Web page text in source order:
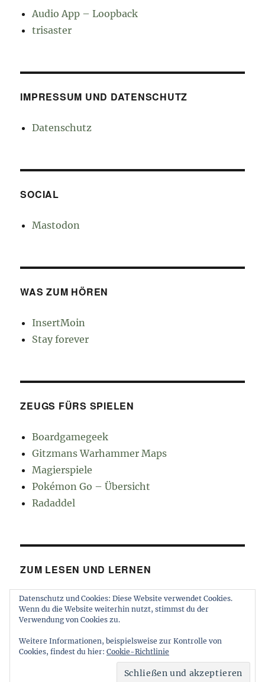
Audio App – Loopback
trisaster
IMPRESSUM UND DATENSCHUTZ
Datenschutz
SOCIAL
Mastodon
WAS ZUM HÖREN
InsertMoin
Stay forever
ZEUGS FÜRS SPIELEN
Boardgamegeek
Gitzmans Warhammer Maps
Magierspiele
Pokémon Go – Übersicht
Radaddel
ZUM LESEN UND LERNEN
Euroncap
Tong
Impressum und Datenschutz
Stolz
Datenschutz und Cookies: Diese Website verwendet Cookies.
Wenn du die Website weiterhin nutzt, stimmst du der
Verwendung von Cookies zu.
Weitere Informationen, beispielsweise zur Kontrolle von
Cookies, findest du hier: Cookie-Richtlinie